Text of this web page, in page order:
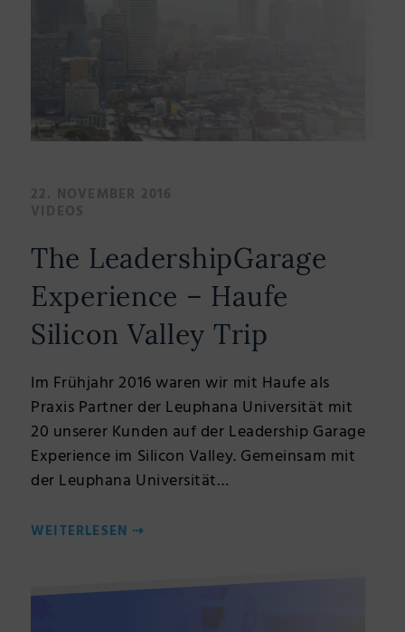
22. NOVEMBER 2016
VIDEOS
The LeadershipGarage
Experience – Haufe
Silicon Valley Trip
Im Frühjahr 2016 waren wir mit Haufe als
Praxis Partner der Leuphana Universität mit
20 unserer Kunden auf der Leadership Garage
Experience im Silicon Valley. Gemeinsam mit
der Leuphana Universität…
WEITERLESEN ⇢